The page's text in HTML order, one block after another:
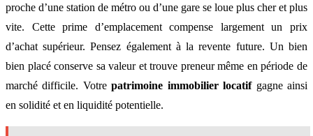
proche d’une station de métro ou d’une gare se loue plus cher et plus
vite. Cette prime d’emplacement compense largement un prix
d’achat supérieur. Pensez également à la revente future. Un bien
bien placé conserve sa valeur et trouve preneur même en période de
marché difficile. Votrepatrimoine immobilier locatifgagne ainsi
en solidité et en liquidité potentielle.